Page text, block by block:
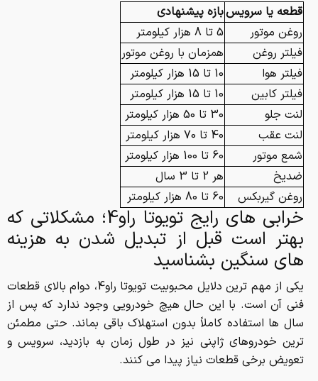
قطعه یا سرویسبازه پیشنهادی
روغن موتور
5 تا 8 هزار کیلومتر
فیلتر روغن
همزمان با روغن موتور
فیلتر هوا
10 تا 15 هزار کیلومتر
فیلتر کابین
10 تا 15 هزار کیلومتر
لنت جلو
30 تا 50 هزار کیلومتر
لنت عقب
40 تا 70 هزار کیلومتر
شمع موتور
60 تا 100 هزار کیلومتر
ضدیخ
هر 2 تا 3 سال
روغن گیربکس
60 تا 80 هزار کیلومتر
خرابی های رایج تویوتا راو4؛ مشکلاتی که
بهتر است قبل از تبدیل شدن به هزینه
های سنگین بشناسید
یکی از مهم ترین دلایل محبوبیت تویوتا راو4، دوام بالای قطعات
فنی آن است. با این حال هیچ خودرویی وجود ندارد که پس از
سال ها استفاده کاملاً بدون استهلاک باقی بماند. حتی مطمئن
ترین خودروهای ژاپنی نیز در طول زمان به بازدید، سرویس و
تعویض برخی قطعات نیاز پیدا می کنند.